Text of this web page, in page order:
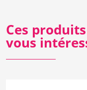
Ces
vous